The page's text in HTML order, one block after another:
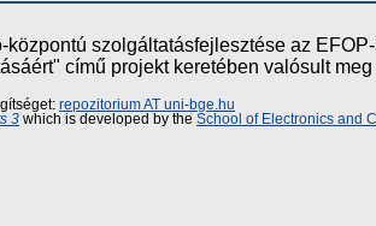
központú szolgáltatásfejlesztése az
című projekt keretében valósult
repozitorium AT uni-bge.hu
3 which is developed by the School of Electronics and